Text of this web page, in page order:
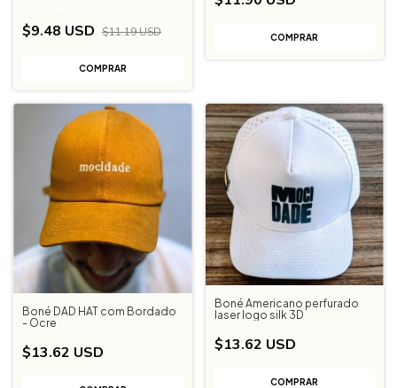
$9.48 USD $11.19 USD
Boné DAD HAT com Bordado
- Ocre
$13.62 USD
Boné Americano perfurado
laser logo silk 3D
$13.62 USD